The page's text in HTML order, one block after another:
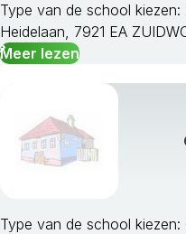
Type van de school kiezen:
Heidelaan, 7921 EA
Meer lezen
Type van de school